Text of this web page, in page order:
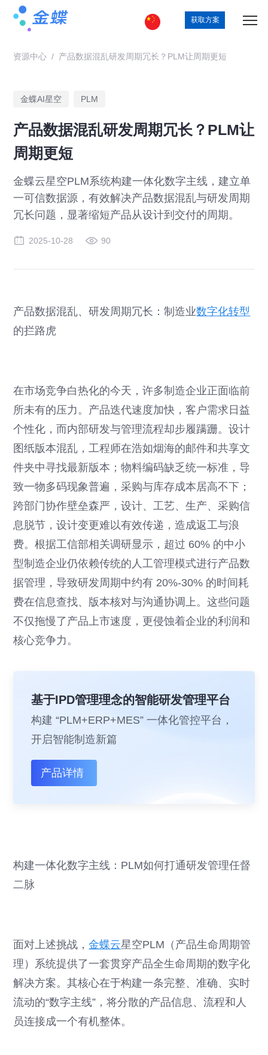
获取方案
资源中心 / 产品数据混乱研发周期冗长？PLM让周期更短
金蝶AI星空 PLM
产品数据混乱研发周期冗长？PLM让
周期更短
金蝶云星空PLM系统构建一体化数字主线，建立单
一可信数据源，有效解决产品数据混乱与研发周期
冗长问题，显著缩短产品从设计到交付的周期。
2025-10-28 90
产品数据混乱、研发周期冗长：制造业数字化转型
的拦路虎
在市场竞争白热化的今天，许多制造企业正面临前
所未有的压力。产品迭代速度加快，客户需求日益
个性化，而内部研发与管理流程却步履蹒跚。设计
图纸版本混乱，工程师在浩如烟海的邮件和共享文
件夹中寻找最新版本；物料编码缺乏统一标准，导
致一物多码现象普遍，采购与库存成本居高不下；
跨部门协作壁垒森严，设计、工艺、生产、采购信
息脱节，设计变更难以有效传递，造成返工与浪
费。根据工信部相关调研显示，超过 60% 的中小
型制造企业仍依赖传统的人工管理模式进行产品数
据管理，导致研发周期中约有 20%-30% 的时间耗
费在信息查找、版本核对与沟通协调上。这些问题
不仅拖慢了产品上市速度，更侵蚀着企业的利润和
核心竞争力。
基于IPD管理理念的智能研发管理平台
构建 “PLM+ERP+MES” 一体化管控平台，
开启智能制造新篇
产品详情
构建一体化数字主线：PLM如何打通研发管理任督
二脉
面对上述挑战，金蝶云星空PLM（产品生命周期管
理）系统提供了一套贯穿产品全生命周期的数字化
解决方案。其核心在于构建一条完整、准确、实时
流动的“数字主线”，将分散的产品信息、流程和人
员连接成一个有机整体。